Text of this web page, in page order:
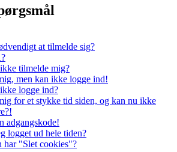
at tilmelde sig?
tilmelde mig?
men kan ikke logge ind!
logge ind?
for et stykke tid siden, og kan nu ikke
adgangskode!
logget ud hele tiden?
"Slet cookies"?